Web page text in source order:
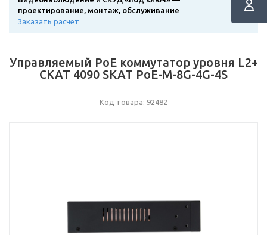
проектирование, монтаж, обслуживание
Заказать расчет
Управляемый PoE коммутатор уровня L2+
СКАТ 4090 SKAT PoE-M-8G-4G-4S
Код товара: 92482